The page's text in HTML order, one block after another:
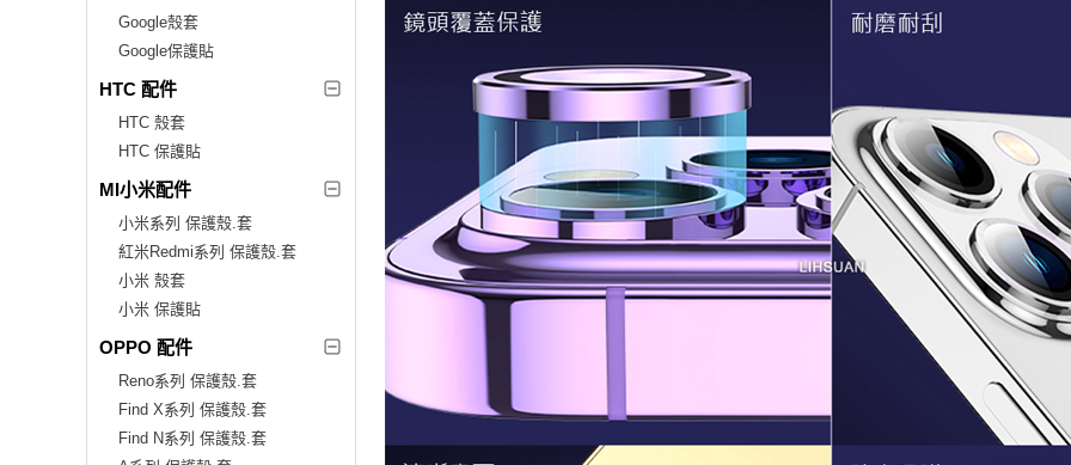
Google殼套
Google保護貼
HTC 配件
HTC 殼套
HTC 保護貼
MI小米配件
小米系列 保護殼.套
紅米Redmi系列 保護殼.套
小米 殼套
小米 保護貼
OPPO 配件
Reno系列 保護殼.套
Find X系列 保護殼.套
Find N系列 保護殼.套